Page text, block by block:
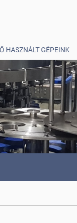
HASZNÁLT GÉPEINK